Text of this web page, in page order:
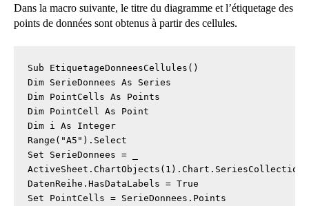
Dans la macro suivante, le titre du diagramme et l’étiquetage des
points de données sont obtenus à partir des cellules.
Sub EtiquetageDonneesCellules()
Dim SerieDonnees As Series
Dim PointCells As Points
Dim PointCell As Point
Dim i As Integer
Range("A5").Select
Set SerieDonnees = _
DatenReihe.HasDataLabels = True
Set PointCells = SerieDonnees.Points